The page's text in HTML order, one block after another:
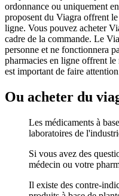
ordonnance ou uniquement
proposent du Viagra offrent
ligne. Vous pouvez acheter
cadre de la commande. Le
personne et ne fonctionnera
pharmacies en ligne offrent le
est important de faire
Ou acheter du
Les médicaments à
laboratoires de
Si vous avez des
médecin ou votre
Il existe des contre-